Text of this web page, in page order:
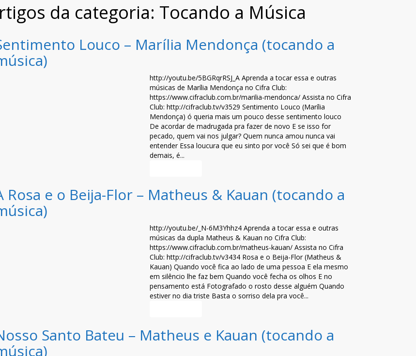
da categoria: Tocando a Música
Louco – Marília Mendonça (tocando a
http://youtu.be/5BGRqrRSJ_A Aprenda a tocar essa e outras
músicas de Marília Mendonça no Cifra Club:
https://www.cifraclub.com.br/marilia-mendonca/ Assista no Cifra
Club: http://cifraclub.tv/v3529 Sentimento Louco (Marília
Mendonça) ó queria mais um pouco desse sentimento louco
De acordar de madrugada pra fazer de novo E se isso for
pecado, quem vai nos julgar? Quem nunca amou nunca vai
entender Essa loucura que eu sinto por você Só sei que é bom
demais, é...
Rosa e o Beija-Flor – Matheus & Kauan (tocando a
http://youtu.be/_N-6M3Yhhz4 Aprenda a tocar essa e outras
músicas da dupla Matheus & Kauan no Cifra Club:
https://www.cifraclub.com.br/matheus-kauan/ Assista no Cifra
Club: http://cifraclub.tv/v3434 Rosa e o Beija-Flor (Matheus &
Kauan) Quando você fica ao lado de uma pessoa E ela mesmo
em silêncio lhe faz bem Quando você fecha os olhos E no
pensamento está Fotografado o rosto desse alguém Quando
estiver no dia triste Basta o sorriso dela pra você...
Santo Bateu – Matheus e Kauan (tocando a